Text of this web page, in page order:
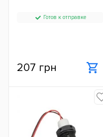
Готов к отправке
207 грн